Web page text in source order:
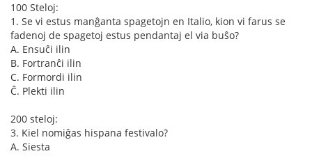
100 Steloj:
1. Se vi estus manĝanta spagetojn en Italio, kion vi farus se
fadenoj de spagetoj estus pendantaj el via buŝo?
A. Ensuĉi ilin
B. Fortranĉi ilin
C. Formordi ilin
Ĉ. Plekti ilin
200 steloj:
3. Kiel nomiĝas hispana festivalo?
A. Siesta